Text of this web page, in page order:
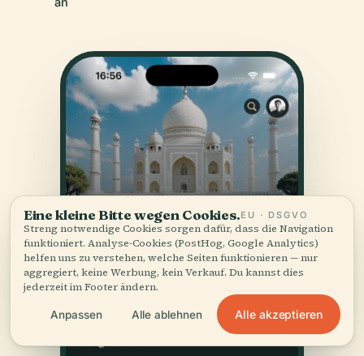
Eine kleine Bitte wegen Cookies.EU · DSGVO
Streng notwendige Cookies sorgen dafür, dass die Navigation
funktioniert. Analyse-Cookies (PostHog, Google Analytics)
helfen uns zu verstehen, welche Seiten funktionieren — nur
aggregiert, keine Werbung, kein Verkauf. Du kannst dies
jederzeit im Footer ändern.
Anpassen Alle ablehnen Alle akzeptieren